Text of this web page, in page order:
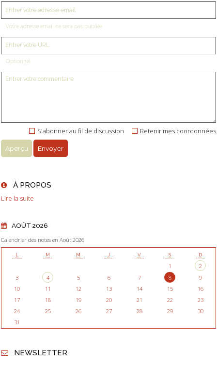
Votre adresse email ne sera pas publiée
Optionnel
Retenir mes coordonnées
S'abonner au fil de discussion
À PROPOS
Lire la suite
AOÛT 2026
Calendrier des notes en Août 2026
L M M J V S D
1
2
3
4 5 6 7 8
9
10
11 12 13 14 15
16
17
18 19 20 21 22
23
24
25 26 27 28 29
30
31
NEWSLETTER